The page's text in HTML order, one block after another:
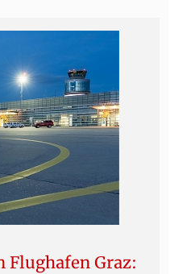
Flughafen Graz: